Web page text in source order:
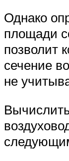
Однако
площади
позволит
сечение
не